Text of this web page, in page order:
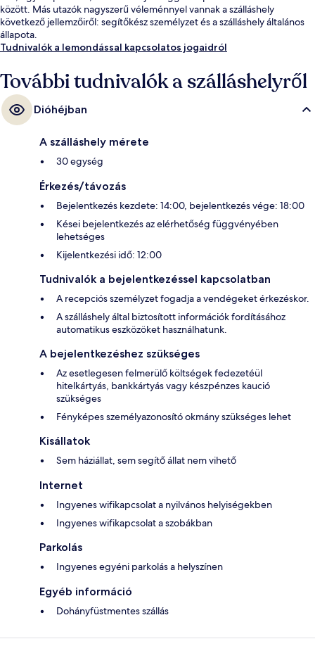
között. Más utazók nagyszerű véleménnyel vannak a szálláshely
következő jellemzőiről: segítőkész személyzet és a szálláshely általános
állapota.
Tudnivalók a lemondással kapcsolatos jogaidról
További tudnivalók a szálláshelyről
Dióhéjban
A szálláshely mérete
30 egység
Érkezés/távozás
Bejelentkezés kezdete: 14:00, bejelentkezés vége: 18:00
Kései bejelentkezés az elérhetőség függvényében
lehetséges
Kijelentkezési idő: 12:00
Tudnivalók a bejelentkezéssel kapcsolatban
A recepciós személyzet fogadja a vendégeket érkezéskor.
A szálláshely által biztosított információk fordításához
automatikus eszközöket használhatunk.
A bejelentkezéshez szükséges
Az esetlegesen felmerülő költségek fedezetéül
hitelkártyás, bankkártyás vagy készpénzes kaució
szükséges
Fényképes személyazonosító okmány szükséges lehet
Kisállatok
Sem háziállat, sem segítő állat nem vihető
Internet
Ingyenes wifikapcsolat a nyilvános helyiségekben
Ingyenes wifikapcsolat a szobákban
Parkolás
Ingyenes egyéni parkolás a helyszínen
Egyéb információ
Dohányfüstmentes szállás